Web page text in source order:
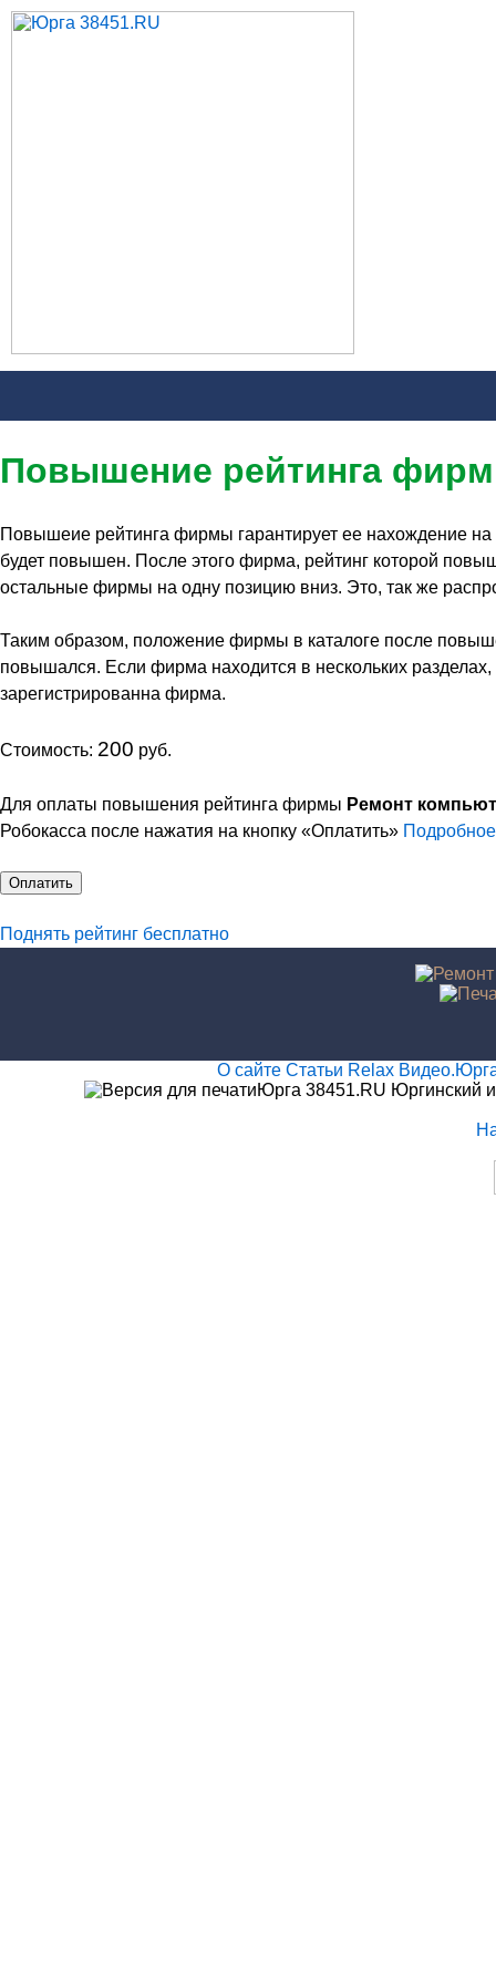
Повышение рейтинга
Повышеие рейтинга фирмы гарантирует ее нахождение
будет повышен. После этого фирма, рейтинг которой
остальные фирмы на одну позицию вниз. Это, так же
Таким образом, положение фирмы в каталоге после
повышался. Если фирма находится в нескольких
зарегистрированна фирма.
Стоимость: 200 руб.
Для оплаты повышения рейтинга фирмы Ремонт
Робокасcа после нажатия на кнопку «Оплатить»
Оплатить
Поднять рейтинг бесплатно
О сайте Статьи Relax
Юрга 38451.RU Юргинский